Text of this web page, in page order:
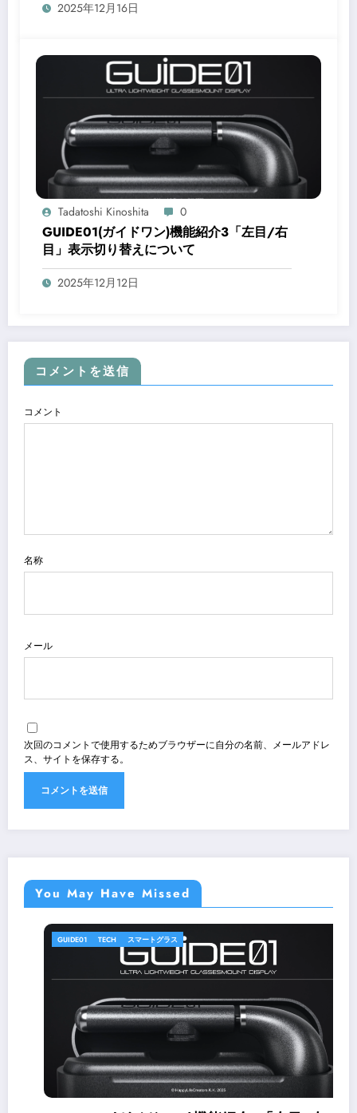
2025年12月16日
Tadatoshi Kinoshita 0
GUIDE01(ガイドワン)機能紹介3「左目/右
目」表示切り替えについて
2025年12月12日
コメントを送信
コメント
名称
メール
次回のコメントで使用するためブラウザーに自分の名前、メールアドレ
ス、サイトを保存する。
You May Have Missed
TECH スマートグラス